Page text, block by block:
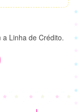
a Linha de Crédito.